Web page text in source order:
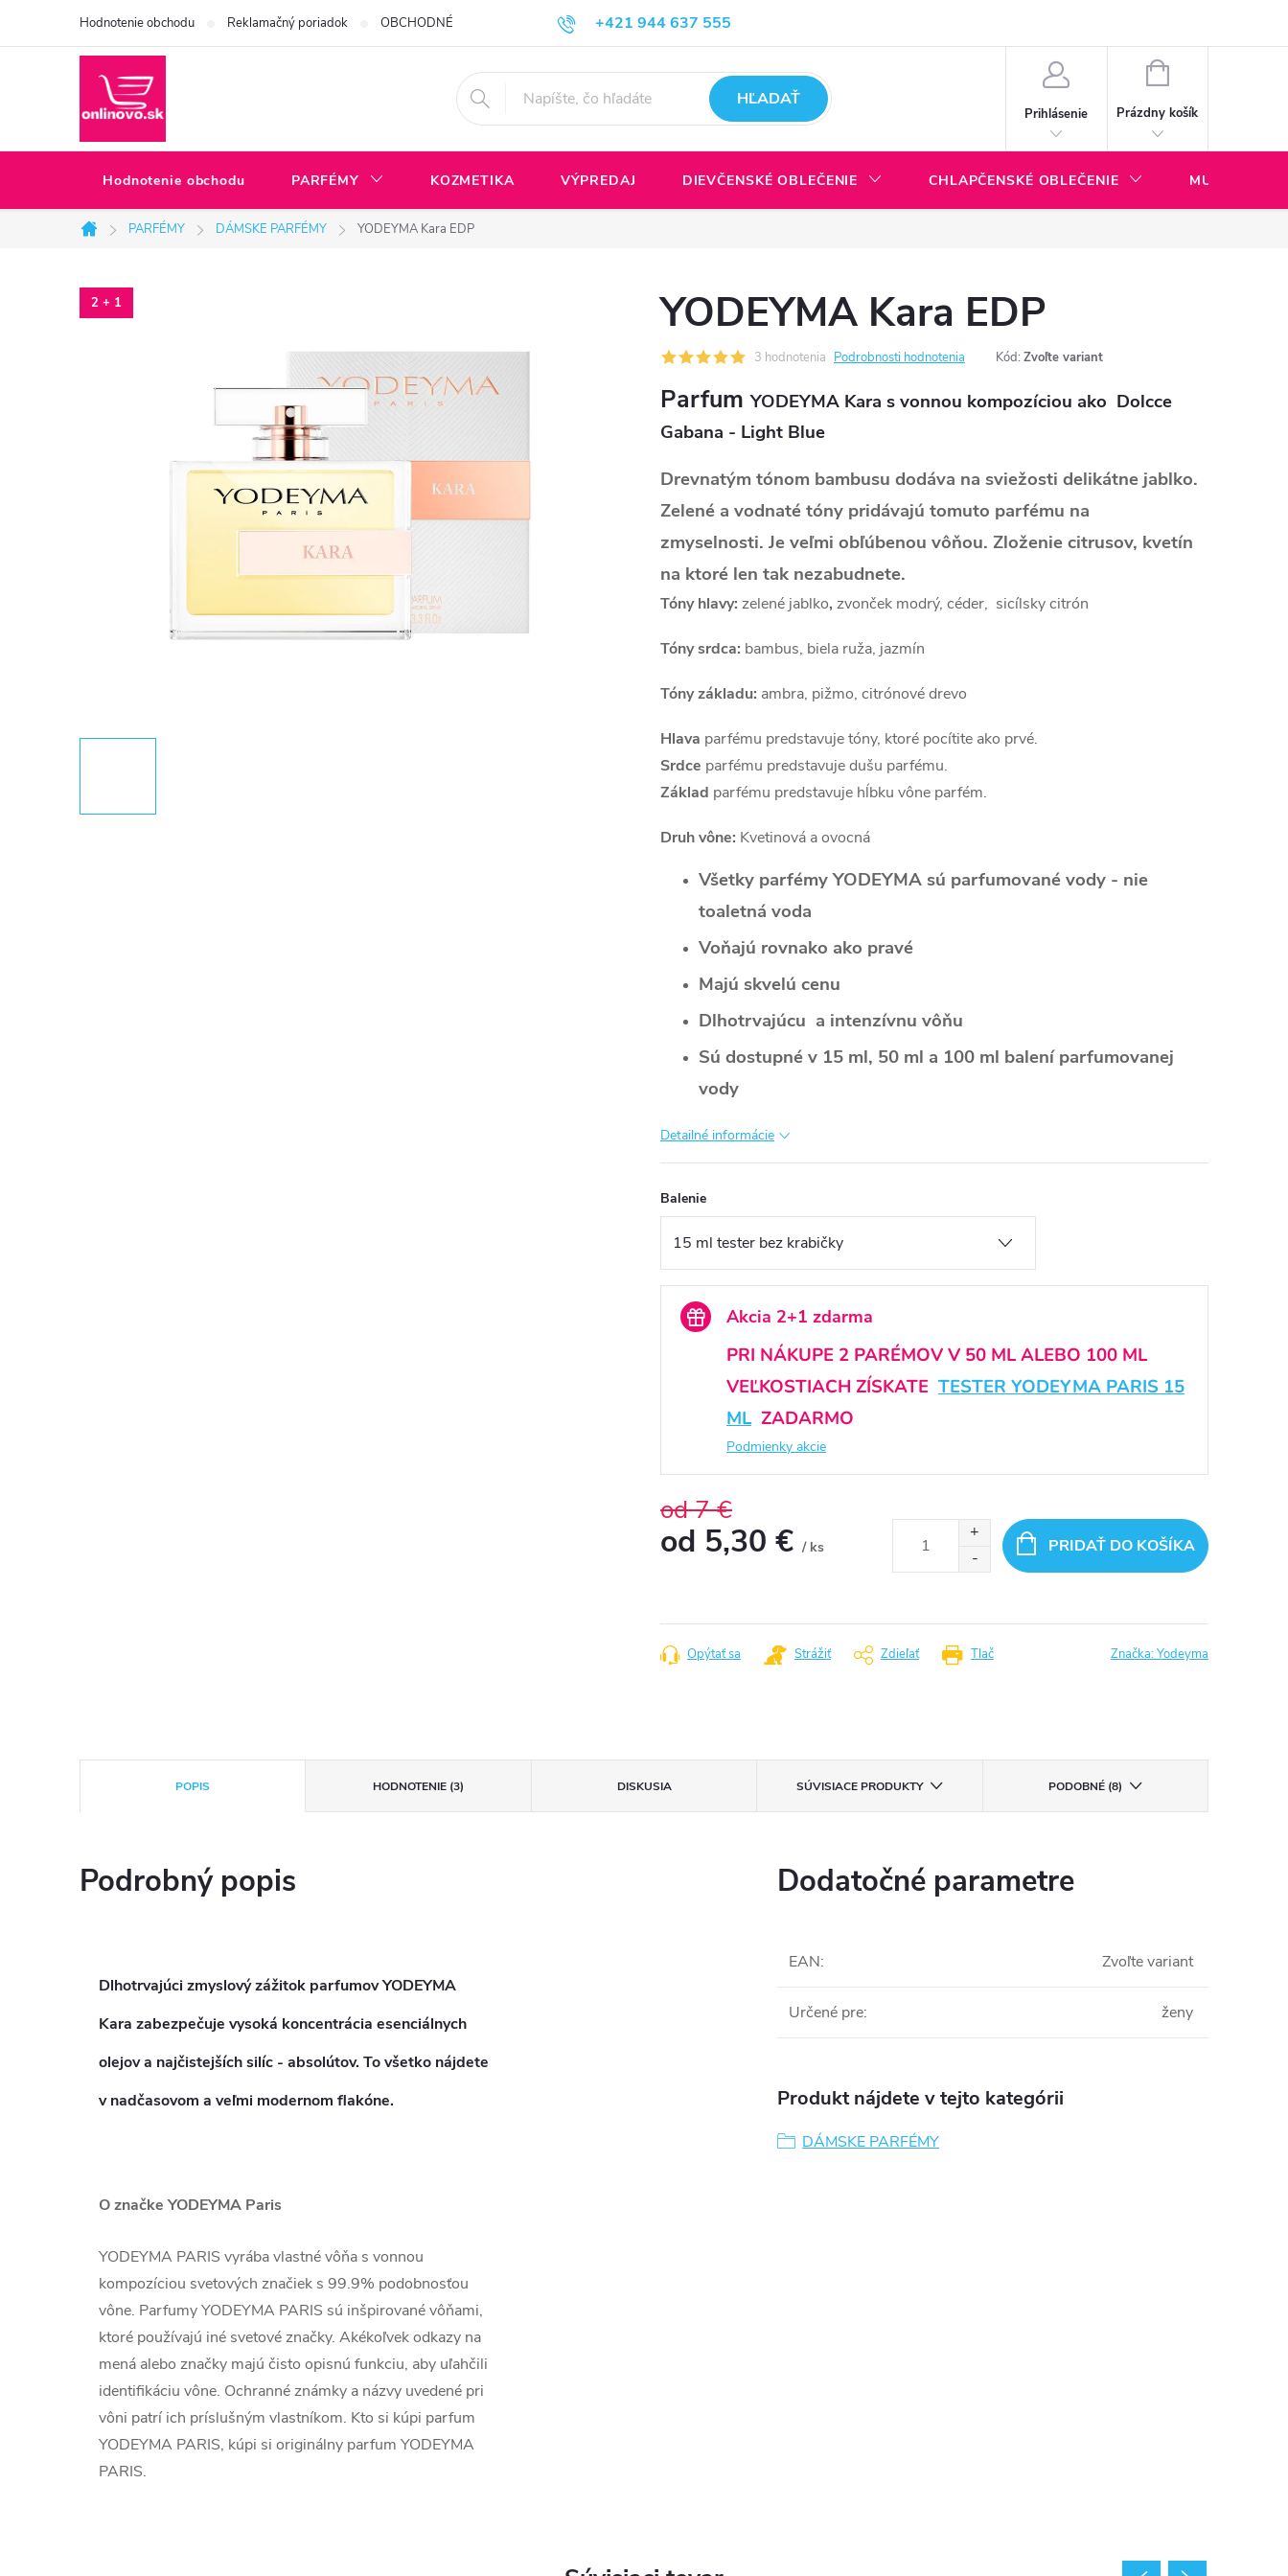
+421 944 637 555
Hodnotenie obchodu Reklamačný poriadok OBCHODNÉ PODMIENKY Formulár na odstúpenie do zmluvy
HĽADAŤ
Prihlásenie
NÁKUPNÝ
Prázdny košík
Hodnotenie obchodu PARFÉMY KOZMETIKA VÝPREDAJ DIEVČENSKÉ OBLEČENIE CHLAPČENSKÉ OBLEČENIE MULTI
Domov
PARFÉMY DÁMSKE PARFÉMY YODEYMA Kara EDP
2 + 1 YODEYMA Kara EDP
3 hodnotenia Podrobnosti hodnotenia Kód: Zvoľte variant
ParfumYODEYMA Kara s vonnou kompozíciou ako Dolcce
Gabana - Light Blue
Drevnatým tónom bambusu dodáva na sviežosti delikátne jablko.
Zelené a vodnaté tóny pridávajú tomuto parfému na
zmyselnosti. Je veľmi obľúbenou vôňou. Zloženie citrusov, kvetín
na ktoré len tak nezabudnete.
Tóny hlavy: zelené jablko, zvonček modrý, céder, sicílsky citrón
Tóny srdca: bambus, biela ruža, jazmín
Tóny základu: ambra, pižmo, citrónové drevo
Hlava parfému predstavuje tóny, ktoré pocítite ako prvé.
Srdce parfému predstavuje dušu parfému.
Základ parfému predstavuje hĺbku vône parfém.
Druh vône: Kvetinová a ovocná
Všetky parfémy YODEYMA sú parfumované vody - nie
toaletná voda
Voňajú rovnako ako pravé
Majú skvelú cenu
Dlhotrvajúcu a intenzívnu vôňu
Sú dostupné v 15 ml, 50 ml a 100 ml balení parfumovanej
vody
Detailné informácie
Balenie
Akcia 2+1 zdarma
PRI NÁKUPE 2 PARÉMOV V 50 ML ALEBO 100 ML
VEĽKOSTIACH ZÍSKATE TESTER YODEYMA PARIS 15
ML ZADARMO
Podmienky akcie
od 7 €
od 5,30 € / ks
PRIDAŤ DO KOŠÍKA
Tlač
Opýtať sa Strážiť Zdieľať Značka:Yodeyma
POPIS HODNOTENIE (3) DISKUSIA SÚVISIACE PRODUKTY PODOBNÉ (8)
Podrobný popis
Dlhotrvajúci zmyslový zážitok parfumovYODEYMA
Kara zabezpečuje vysoká koncentrácia esenciálnych
olejov a najčistejších silíc - absolútov. To všetko nájdete
v nadčasovom a veľmi modernom flakóne.
O značke YODEYMA Paris
YODEYMA PARIS vyrába vlastné vôňa s vonnou
kompozíciou svetových značiek s 99.9% podobnosťou
vône. Parfumy YODEYMA PARIS sú inšpirované vôňami,
ktoré používajú iné svetové značky. Akékoľvek odkazy na
mená alebo značky majú čisto opisnú funkciu, aby uľahčili
identifikáciu vône. Ochranné známky a názvy uvedené pri
vôni patrí ich príslušným vlastníkom. Kto si kúpi parfum
YODEYMA PARIS, kúpi si originálny parfum YODEYMA
PARIS.
Dodatočné parametre
EAN: Zvoľte variant
Určené pre: ženy
Produkt nájdete v tejto kategórii
DÁMSKE PARFÉMY